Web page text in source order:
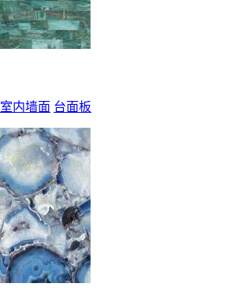
室内墙面 台面板